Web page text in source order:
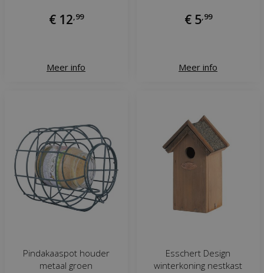
€ 12 99
Meer info
€ 5 99
Meer info
Pindakaaspot houder
metaal groen
Esschert Design
winterkoning nestkast